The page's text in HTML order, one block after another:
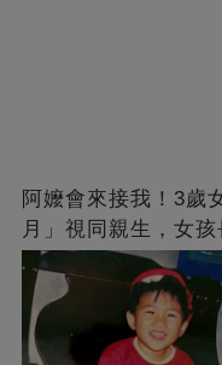
阿嬤會來接我！3歲
月」視同親生，女
全網